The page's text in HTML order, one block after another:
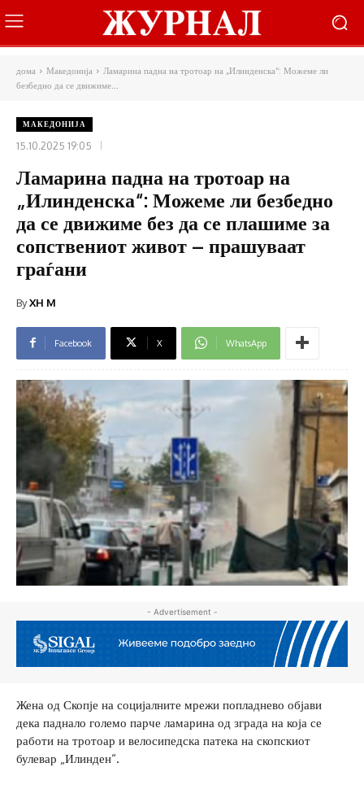
дома Македонија
Ламарина падна на тротоар на „Илинденска“: Можеме ли
безбедно да се движиме...
МАКЕДОНИЈА
15.10.2025 19:05
Ламарина падна на тротоар на
„Илинденска“: Можеме ли безбедно
да се движиме без да се плашиме за
сопствениот живот – прашуваат
граѓани
ByXH M
Facebook X WhatsApp
- Advertisement -
Жена од Скопје на социјалните мрежи попладнево објави
дека паднало големо парче ламарина од зграда на која се
работи на тротоар и велосипедска патека на скопскиот
булевар „Илинден“.